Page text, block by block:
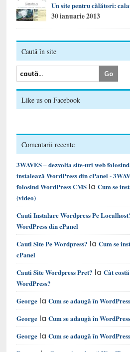
Un site pentru călători:
30 ianuarie 2013
Caută în site
Like us on Facebook
Comentarii recente
3WAVES – dezvolta site-uri web
instalează WordPress din cPanel -
folosind WordPress CMS laCum se
(video)
Cauti Instalare Wordpress Pe
WordPress din cPanel
Cauti Site Pe Wordpress? laCum se
cPanel
Cauti Site Wordpress Pret? laCât
WordPress?
George laCum se adaugă în
George laCum se adaugă în
George laCum se adaugă în